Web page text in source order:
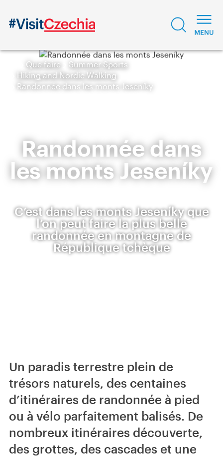
Que faire
Summer Sports
Hiking and Nordic Walking
Randonnée dans les monts Jeseníky
Randonnée dans
les monts Jeseníky
C’est dans les monts Jeseníky que
l’on peut faire la plus belle
randonnée en montagne de
République tchèque
Un paradis terrestre plein de
trésors naturels, des centaines
d’itinéraires de randonnée à pied
ou à vélo parfaitement balisés. De
nombreux itinéraires découverte,
des grottes, des cascades et une